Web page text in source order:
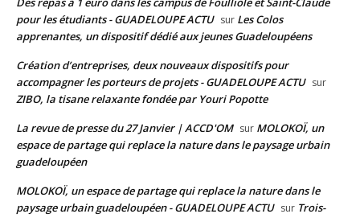
pour les étudiants - GUADELOUPE ACTU sur Les Colos
apprenantes, un dispositif dédié aux jeunes Guadeloupéens
Création d’entreprises, deux nouveaux dispositifs pour
accompagner les porteurs de projets - GUADELOUPE ACTU sur
ZIBO, la tisane relaxante fondée par Youri Popotte
La revue de presse du 27 Janvier | ACCD'OM sur MOLOKOÏ, un
espace de partage qui replace la nature dans le paysage urbain
guadeloupéen
MOLOKOÏ, un espace de partage qui replace la nature dans le
paysage urbain guadeloupéen - GUADELOUPE ACTU sur Trois-